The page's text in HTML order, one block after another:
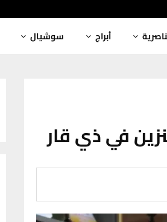
أبراج سوشيال
في ذي قار